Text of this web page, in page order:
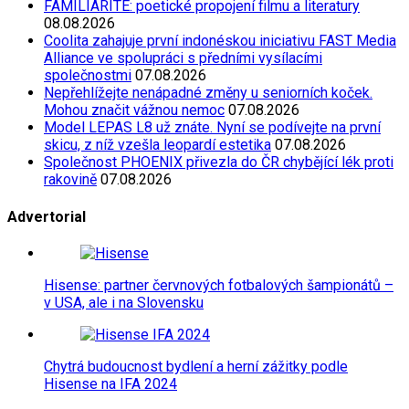
FAMILIARITÉ: poetické propojení filmu a literatury
08.08.2026
Coolita zahajuje první indonéskou iniciativu FAST Media
Alliance ve spolupráci s předními vysílacími
společnostmi 07.08.2026
Nepřehlížejte nenápadné změny u seniorních koček.
Mohou značit vážnou nemoc 07.08.2026
Model LEPAS L8 už znáte. Nyní se podívejte na první
skicu, z níž vzešla leopardí estetika 07.08.2026
Společnost PHOENIX přivezla do ČR chybějící lék proti
rakovině 07.08.2026
Advertorial
Hisense: partner červnových fotbalových šampionátů –
v USA, ale i na Slovensku
Chytrá budoucnost bydlení a herní zážitky podle
Hisense na IFA 2024